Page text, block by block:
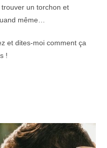
un torchon et
même…
et dites-moi comment ça
!